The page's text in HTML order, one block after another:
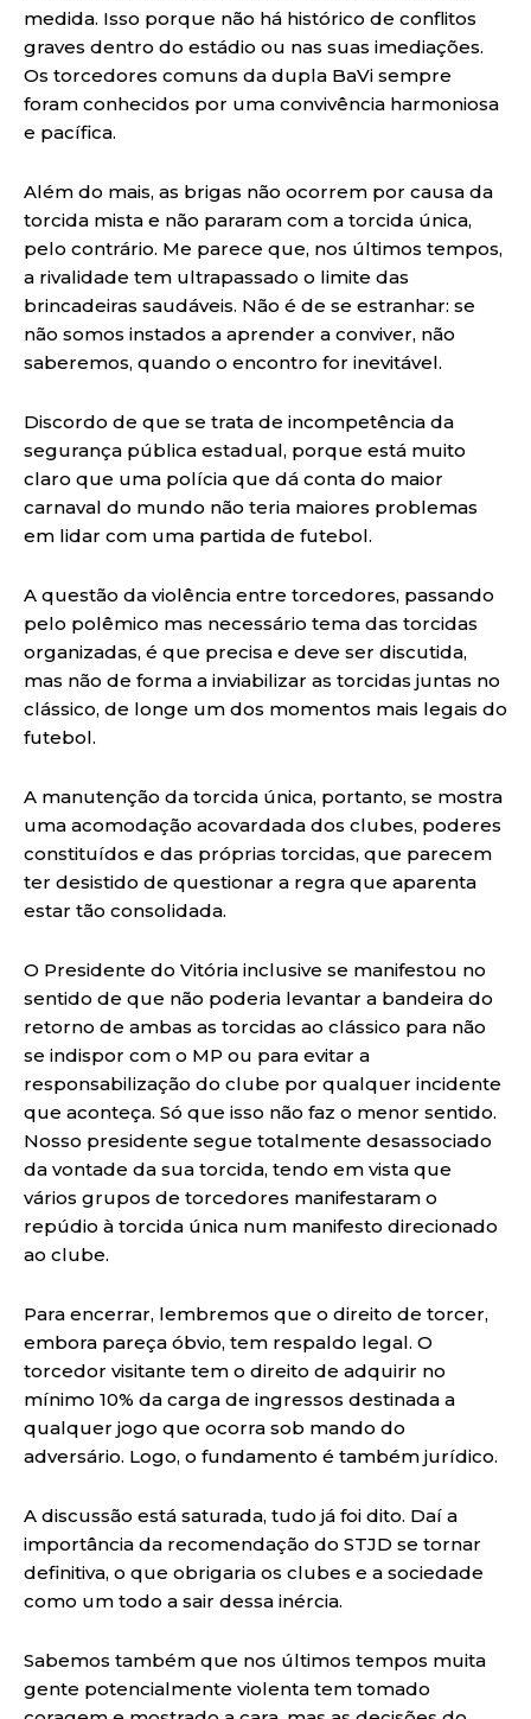
medida. Isso porque não há histórico de conflitos
graves dentro do estádio ou nas suas imediações.
Os torcedores comuns da dupla BaVi sempre
foram conhecidos por uma convivência harmoniosa
e pacífica.
Além do mais, as brigas não ocorrem por causa da
torcida mista e não pararam com a torcida única,
pelo contrário. Me parece que, nos últimos tempos,
a rivalidade tem ultrapassado o limite das
brincadeiras saudáveis. Não é de se estranhar: se
não somos instados a aprender a conviver, não
saberemos, quando o encontro for inevitável.
Discordo de que se trata de incompetência da
segurança pública estadual, porque está muito
claro que uma polícia que dá conta do maior
carnaval do mundo não teria maiores problemas
em lidar com uma partida de futebol.
A questão da violência entre torcedores, passando
pelo polêmico mas necessário tema das torcidas
organizadas, é que precisa e deve ser discutida,
mas não de forma a inviabilizar as torcidas juntas no
clássico, de longe um dos momentos mais legais do
futebol.
A manutenção da torcida única, portanto, se mostra
uma acomodação acovardada dos clubes, poderes
constituídos e das próprias torcidas, que parecem
ter desistido de questionar a regra que aparenta
estar tão consolidada.
O Presidente do Vitória inclusive se manifestou no
sentido de que não poderia levantar a bandeira do
retorno de ambas as torcidas ao clássico para não
se indispor com o MP ou para evitar a
responsabilização do clube por qualquer incidente
que aconteça. Só que isso não faz o menor sentido.
Nosso presidente segue totalmente desassociado
da vontade da sua torcida, tendo em vista que
vários grupos de torcedores manifestaram o
repúdio à torcida única num manifesto direcionado
ao clube.
Para encerrar, lembremos que o direito de torcer,
embora pareça óbvio, tem respaldo legal. O
torcedor visitante tem o direito de adquirir no
mínimo 10% da carga de ingressos destinada a
qualquer jogo que ocorra sob mando do
adversário. Logo, o fundamento é também jurídico.
A discussão está saturada, tudo já foi dito. Daí a
importância da recomendação do STJD se tornar
definitiva, o que obrigaria os clubes e a sociedade
como um todo a sair dessa inércia.
Sabemos também que nos últimos tempos muita
gente potencialmente violenta tem tomado